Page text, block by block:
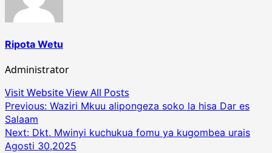
Ripota Wetu
Administrator
Visit WebsiteView All Posts
Post
navigation
Previous: Waziri Mkuu alipongeza soko la hisa Dar es
Salaam
Next: Dkt. Mwinyi kuchukua fomu ya kugombea urais
Agosti 30,2025